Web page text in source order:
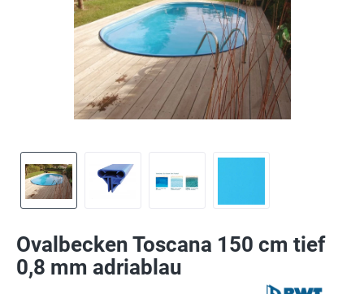
Ovalbecken Toscana 150 cm tief
0,8 mm adriablau